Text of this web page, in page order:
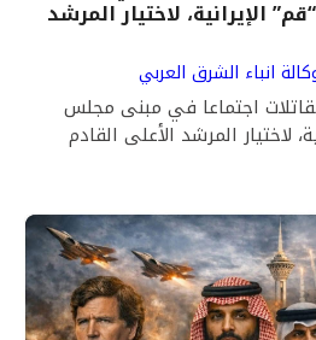
الإيرانية، لاختيار المرشد
انباء الشرق العربي
اجتماعا في مبنى مجلس
لاختيار المرشد الأعلى القادم